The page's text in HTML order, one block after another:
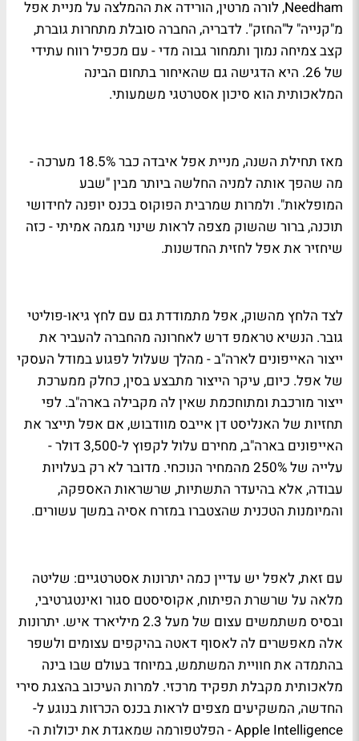
Needham, לורה מרטין, הורידה את ההמלצה על מניית אפל
מ"קנייה" ל"החזק". לדבריה, החברה סובלת מתחרות גוברת,
קצב צמיחה נמוך ותמחור גבוה מדי - עם מכפיל רווח עתידי
של 26. היא הדגישה גם שהאיחור בתחום הבינה
המלאכותית הוא סיכון אסטרטגי משמעותי.
מאז תחילת השנה, מניית אפל איבדה כבר 18.5% מערכה -
מה שהפך אותה למניה החלשה ביותר מבין "שבע
המופלאות". ולמרות שמרבית הפוקוס בכנס יופנה לחידושי
תוכנה, ברור שהשוק מצפה לראות שינוי מגמה אמיתי - כזה
שיחזיר את אפל לחזית החדשנות.
לצד הלחץ מהשוק, אפל מתמודדת גם עם לחץ גיאו-פוליטי
גובר. הנשיא טראמפ דרש לאחרונה מהחברה להעביר את
ייצור האייפונים לארה"ב - מהלך שעלול לפגוע במודל העסקי
של אפל. כיום, עיקר הייצור מתבצע בסין, כחלק ממערכת
ייצור מורכבת ומתוחכמת שאין לה מקבילה בארה"ב. לפי
תחזיות של האנליסט דן אייבס מוודבוש, אם אפל תייצר את
האייפונים בארה"ב, מחירם עלול לקפוץ ל-3,500 דולר -
עלייה של 250% מהמחיר הנוכחי. מדובר לא רק בעלויות
עבודה, אלא בהיעדר התשתיות, שרשראות האספקה,
והמיומנות הטכנית שהצטברו במזרח אסיה במשך עשורים.
עם זאת, לאפל יש עדיין כמה יתרונות אסטרטגיים: שליטה
מלאה על שרשרת הפיתוח, אקוסיסטם סגור ואינטגרטיבי,
ובסיס משתמשים עצום של מעל 2.3 מיליארד איש. יתרונות
אלה מאפשרים לה לאסוף דאטה בהיקפים עצומים ולשפר
בהתמדה את חוויית המשתמש, במיוחד בעולם שבו בינה
מלאכותית מקבלת תפקיד מרכזי. למרות העיכוב בהצגת סירי
החדשה, המשקיעים מצפים לראות בכנס הכרזות בנוגע ל-
Apple Intelligence - הפלטפורמה שמאגדת את יכולות ה-